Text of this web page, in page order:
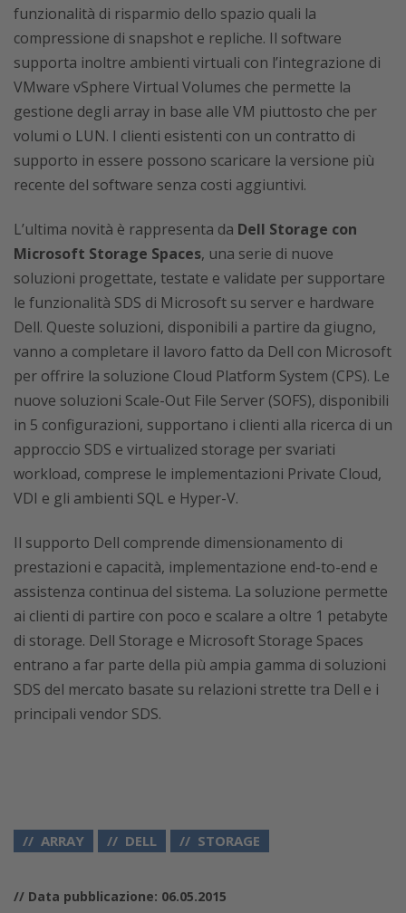
funzionalità di risparmio dello spazio quali la
compressione di snapshot e repliche. Il software
supporta inoltre ambienti virtuali con l’integrazione di
VMware vSphere Virtual Volumes che permette la
gestione degli array in base alle VM piuttosto che per
volumi o LUN. I clienti esistenti con un contratto di
supporto in essere possono scaricare la versione più
recente del software senza costi aggiuntivi.
L’ultima novità è rappresenta da Dell Storage con
Microsoft Storage Spaces, una serie di nuove
soluzioni progettate, testate e validate per supportare
le funzionalità SDS di Microsoft su server e hardware
Dell. Queste soluzioni, disponibili a partire da giugno,
vanno a completare il lavoro fatto da Dell con Microsoft
per offrire la soluzione Cloud Platform System (CPS). Le
nuove soluzioni Scale-Out File Server (SOFS), disponibili
in 5 configurazioni, supportano i clienti alla ricerca di un
approccio SDS e virtualized storage per svariati
workload, comprese le implementazioni Private Cloud,
VDI e gli ambienti SQL e Hyper-V.
Il supporto Dell comprende dimensionamento di
prestazioni e capacità, implementazione end-to-end e
assistenza continua del sistema. La soluzione permette
ai clienti di partire con poco e scalare a oltre 1 petabyte
di storage. Dell Storage e Microsoft Storage Spaces
entrano a far parte della più ampia gamma di soluzioni
SDS del mercato basate su relazioni strette tra Dell e i
principali vendor SDS.
ARRAY DELL STORAGE
// Data pubblicazione: 06.05.2015